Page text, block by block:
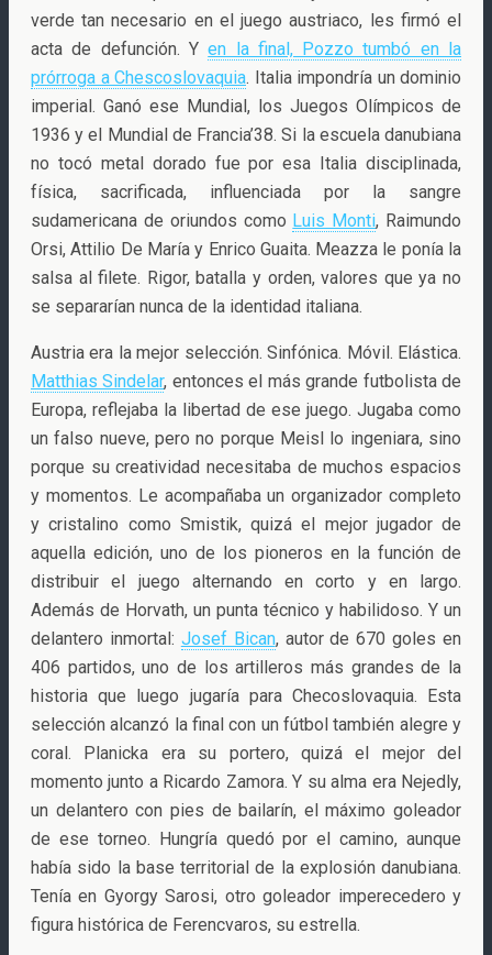
verde tan necesario en el juego austriaco, les firmó el
acta de defunción. Yen la final, Pozzo tumbó en la
prórroga a Chescoslovaquia. Italia impondría un dominio
imperial. Ganó ese Mundial, los Juegos Olímpicos de
1936 y el Mundial de Francia’38. Si la escuela danubiana
no tocó metal dorado fue por esa Italia disciplinada,
física, sacrificada, influenciada por la sangre
sudamericana de oriundos como Luis Monti, Raimundo
Orsi, Attilio De María y Enrico Guaita. Meazza le ponía la
salsa al filete. Rigor, batalla y orden, valores que ya no
se separarían nunca de la identidad italiana.
Austria era la mejor selección. Sinfónica. Móvil. Elástica.
Matthias Sindelar, entonces el más grande futbolista de
Europa, reflejaba la libertad de ese juego. Jugaba como
un falso nueve, pero no porque Meisl lo ingeniara, sino
porque su creatividad necesitaba de muchos espacios
y momentos. Le acompañaba un organizador completo
y cristalino como Smistik, quizá el mejor jugador de
aquella edición, uno de los pioneros en la función de
distribuir el juego alternando en corto y en largo.
Además de Horvath, un punta técnico y habilidoso. Y un
delantero inmortal: Josef Bican, autor de 670 goles en
406 partidos, uno de los artilleros más grandes de la
historia que luego jugaría para Checoslovaquia. Esta
selección alcanzó la final con un fútbol también alegre y
coral. Planicka era su portero, quizá el mejor del
momento junto a Ricardo Zamora. Y su alma era Nejedly,
un delantero con pies de bailarín, el máximo goleador
de ese torneo. Hungría quedó por el camino, aunque
había sido la base territorial de la explosión danubiana.
Tenía en Gyorgy Sarosi, otro goleador imperecedero y
figura histórica de Ferencvaros, su estrella.